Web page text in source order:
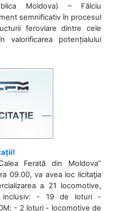
Moldova) – Fălciu
semnificativ în procesul
feroviare dintre cele
potențialului
Ferată din Moldova”
09.00, va avea loc licitaţia
a 21 locomotive,
- 19 de loturi -
- 2 loturi - locomotive de